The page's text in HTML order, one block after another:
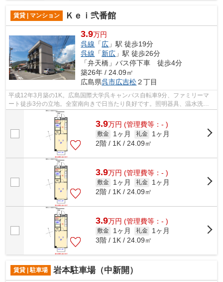
賃貸 | マンション Ｋｅｉ弐番館
3.9万円
呉線 「広 」駅 徒歩19分
呉線 「新広 」駅 徒歩26分
「弁天橋」バス停下車 徒歩4分
築26年 / 24.09㎡
広島県呉市広吉松２丁目
平成12年3月築の1K。広島国際大学呉キャンパス自転車9分、ファミリーマ
ート徒歩3分の立地。全室南向きで日当たり良好です。照明器具、温水洗浄
便座、1口IHコンロなどの設備も備えてお...
3.9万円 (管理費等：- )
敷金 1ヶ月 礼金
1ヶ月
2階 / 1K / 24.09㎡
3.9万円 (管理費等：- )
敷金 1ヶ月 礼金
1ヶ月
2階 / 1K / 24.09㎡
3.9万円 (管理費等：- )
敷金 1ヶ月 礼金
1ヶ月
3階 / 1K / 24.09㎡
賃貸 | 駐車場 岩本駐車場（中新開）